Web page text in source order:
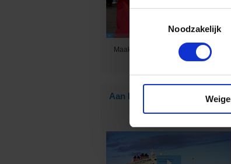
Noodzakelijk
Maak jij graag mensen blij met een
prachtige vakantie?
Aan boord van Disney Cruise